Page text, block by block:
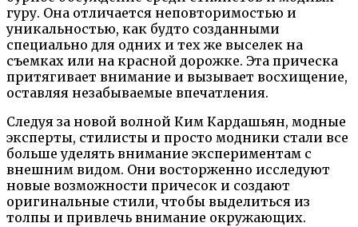
гуру. Она отличается неповторимостью и
уникальностью, как будто созданными
специально для одних и тех же выселек на
съемках или на красной дорожке. Эта прическа
притягивает внимание и вызывает восхищение,
оставляя незабываемые впечатления.
Следуя за новой волной Ким Кардашьян, модные
эксперты, стилисты и просто модники стали все
больше уделять внимание экспериментам с
внешним видом. Они восторженно исследуют
новые возможности причесок и создают
оригинальные стили, чтобы выделиться из
толпы и привлечь внимание окружающих.